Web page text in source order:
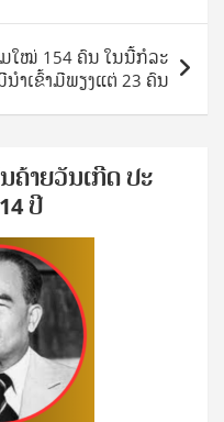
ໃໝ່ 154 ຄົນ ໃນນີ້ກໍລະ
ນໍາເຂົ້າມີພຽງແຕ່ 23 ຄົນ
ຄ້າຍ​ວັນ​ເກີດ ປ​ະ​
ປີ